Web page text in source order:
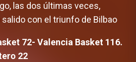
las dos últimas veces,
con el triunfo de Bilbao
72- Valencia Basket 116.
22